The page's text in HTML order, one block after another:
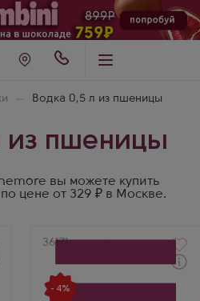
Водка 0,5 л из пшеницы
из пшеницы
вы можете купить
цене от 329 ₽ в Москве.
Артикул
36171
- 4%
Через 1-2 дня
Водка